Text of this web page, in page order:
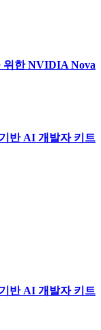
위한 NVIDIA Nova
반 AI 개발자 키트
반 AI 개발자 키트